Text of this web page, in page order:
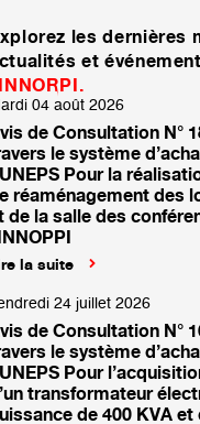
les dernières
et
04 août 2026
de Consultation N°
le système
Pour la
réaménagement des
de la salle des
la suite
24 juillet 2026
de Consultation N°
le système
Pour
transformateur
de 400 KVA et